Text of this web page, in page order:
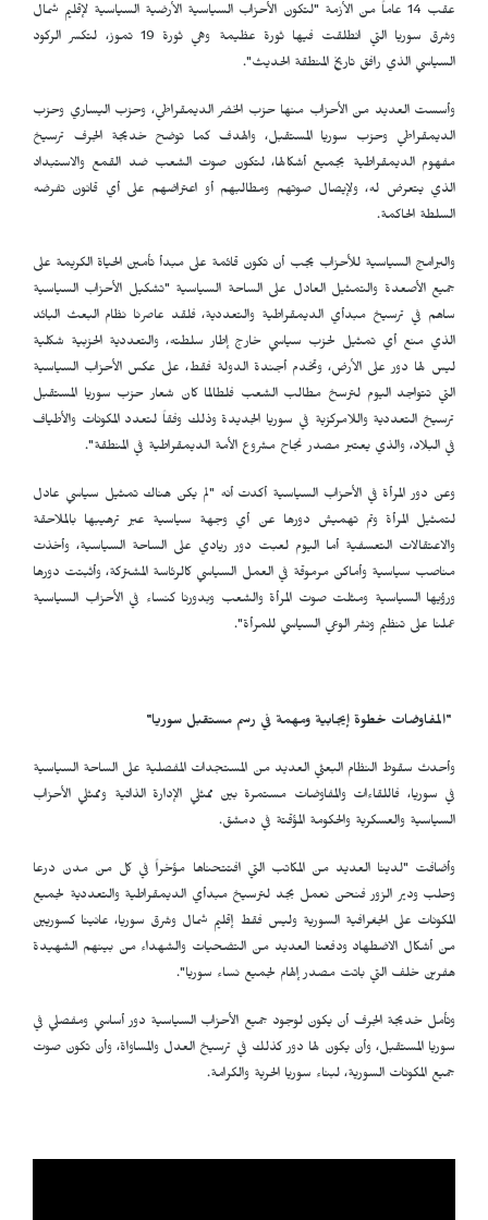
عقب 14 عاماً من الأزمة "لتكون الأحزاب السياسية الأرضية السياسية لإقليم شمال
وشرق سوريا التي انطلقت فيها ثورة عظيمة وهي ثورة 19 تموز، لتكسر الركود
السياسي الذي رافق تاريخ المنطقة الحديث".
وأسست العديد من الأحزاب منها حزب الخضر الديمقراطي، وحزب اليساري وحزب
الديمقراطي وحزب سوريا المستقبل، والهدف كما توضح خديجة الجرف ترسيخ
مفهوم الديمقراطية بجميع أشكالها، لتكون صوت الشعب ضد القمع والاستبداد
الذي يتعرض له، ولإيصال صوتهم ومطالبهم أو اعتراضهم على أي قانون تفرضه
السلطة الحاكمة.
والبرامج السياسية للأحزاب يجب أن تكون قائمة على مبدأ تأمين الحياة الكريمة على
جميع الأصعدة والتمثيل العادل على الساحة السياسية "تشكيل الأحزاب السياسية
ساهم في ترسيخ مبدأي الديمقراطية والتعددية، فلقد عاصرنا نظام البعث البائد
الذي منع أي تمثيل لحزب سياسي خارج إطار سلطته، والتعددية الحزبية شكلية
ليس لها دور على الأرض، وتخدم أجندة الدولة فقط، على عكس الأحزاب السياسية
التي تتواجد اليوم لترسخ مطالب الشعب فلطالما كان شعار حزب سوريا المستقبل
ترسيخ التعددية واللامركزية في سوريا الجديدة وذلك وفقاً لتعدد المكونات والأطياف
في البلاد، والذي يعتبر مصدر نجاح مشروع الأمة الديمقراطية في المنطقة".
وعن دور المرأة في الأحزاب السياسية أكدت أنه "لم يكن هناك تمثيل سياسي عادل
لتمثيل المرأة وتم تهميش دورها عن أي وجهة سياسية عبر ترهيبها بالملاحقة
والاعتقالات التعسفية أما اليوم لعبت دور ريادي على الساحة السياسية، وأخذت
مناصب سياسية وأماكن مرموقة في العمل السياسي كالرئاسة المشتركة، وأثبتت دورها
ورؤيها السياسية ومثلت صوت المرأة والشعب وبدورنا كنساء في الأحزاب السياسية
عملنا على تنظيم ونشر الوعي السياسي للمرأة".
"المفاوضات خطوة إيجابية ومهمة في رسم مستقبل سوريا"
وأحدث سقوط النظام البعثي العديد من المستجدات المفصلية على الساحة السياسية
في سوريا، فاللقاءات والمفاوضات مستمرة بين ممثلي الإدارة الذاتية وممثلي الأحزاب
السياسية والعسكرية والحكومة المؤقتة في دمشق.
وأضافت "لدينا العديد من المكاتب التي افتتحناها مؤخراً في كل من مدن درعا
وحلب ودير الزور فنحن نعمل بجد لترسيخ مبدأي الديمقراطية والتعددية لجميع
المكونات على الجغرافية السورية وليس فقط إقليم شمال وشرق سوريا، عانينا كسوريين
من أشكال الاضطهاد ودفعنا العديد من التضحيات والشهداء من بينهم الشهيدة
هفرين خلف التي باتت مصدر إلهام لجميع نساء سوريا".
وتأمل خديجة الجرف أن يكون لوجود جميع الأحزاب السياسية دور أساسي ومفصلي في
سوريا المستقبل، وأن يكون لها دور كذلك في ترسيخ العدل والمساواة، وأن تكون صوت
جميع المكونات السورية، لبناء سوريا الحرية والكرامة.